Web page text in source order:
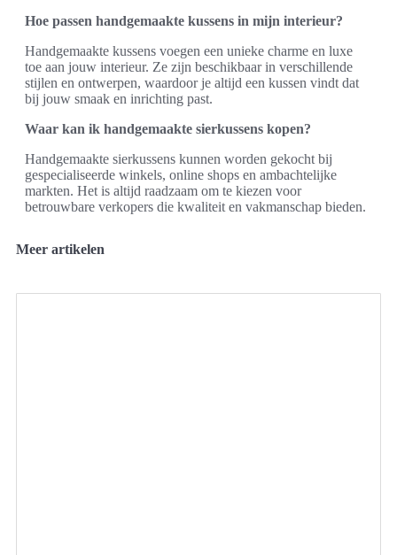
Hoe passen handgemaakte kussens in mijn interieur?
Handgemaakte kussens voegen een unieke charme en luxe
toe aan jouw interieur. Ze zijn beschikbaar in verschillende
stijlen en ontwerpen, waardoor je altijd een kussen vindt dat
bij jouw smaak en inrichting past.
Waar kan ik handgemaakte sierkussens kopen?
Handgemaakte sierkussens kunnen worden gekocht bij
gespecialiseerde winkels, online shops en ambachtelijke
markten. Het is altijd raadzaam om te kiezen voor
betrouwbare verkopers die kwaliteit en vakmanschap bieden.
Meer artikelen